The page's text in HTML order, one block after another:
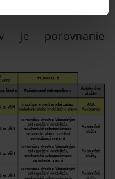
je porovnanie